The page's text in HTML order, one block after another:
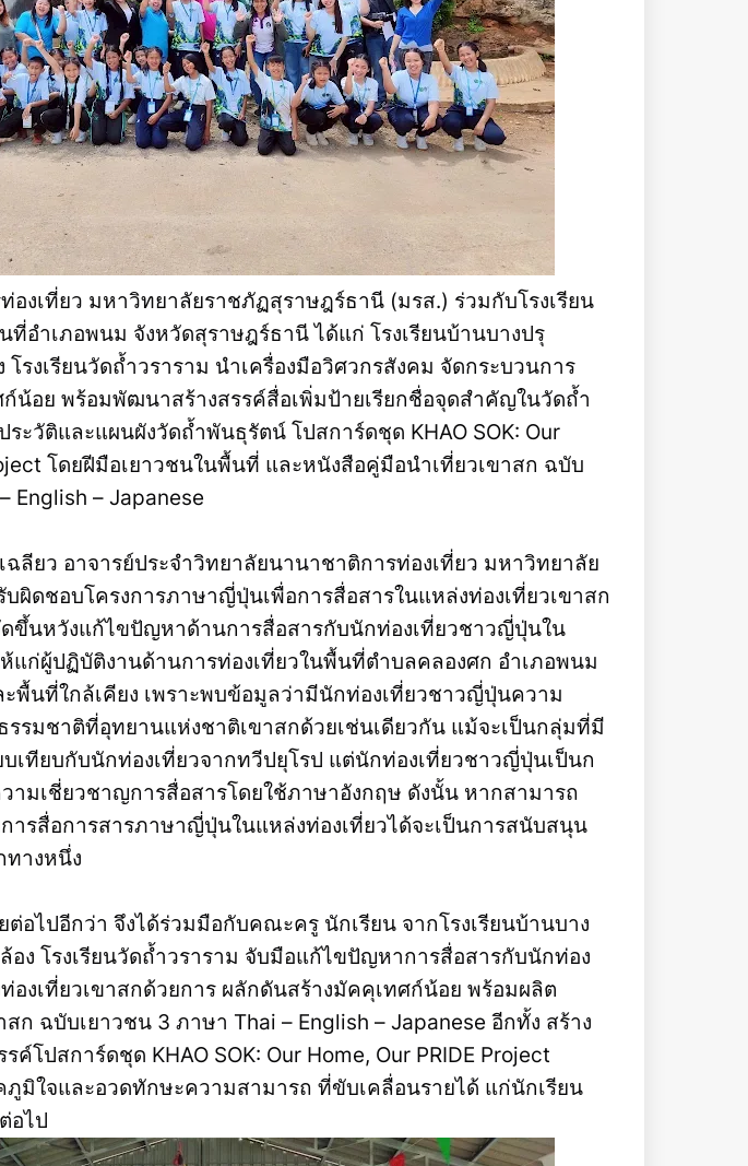
งเที่ยว มหาวิทยาลัยราชภัฏสุราษฎร์ธานี (มรส.) ร่วมกับโรงเรียน
อำเภอพนม จังหวัดสุราษฎร์ธานี ได้แก่ โรงเรียนบ้านบางปรุ
รงเรียนวัดถ้ำวราราม นำเครื่องมือวิศวกรสังคม จัดกระบวนการ
ก์น้อย พร้อมพัฒนาสร้างสรรค์สื่อเพิ่มป้ายเรียกชื่อจุดสำคัญในวัดถ้ำ
ะวัติและแผนผังวัดถ้ำพันธุรัตน์ โปสการ์ดชุด KHAO SOK: Our
โดยฝีมือเยาวชนในพื้นที่ และหนังสือคู่มือนำเที่ยวเขาสก ฉบับ
English – Japanese
ลียว อาจารย์ประจำวิทยาลัยนานาชาติการท่องเที่ยว มหาวิทยาลัย
ผิดชอบโครงการภาษาญี่ปุ่นเพื่อการสื่อสารในแหล่งท่องเที่ยวเขาสก
ดขึ้นหวังแก้ไขปัญหาด้านการสื่อสารกับนักท่องเที่ยวชาวญี่ปุ่นใน
แก่ผู้ปฏิบัติงานด้านการท่องเที่ยวในพื้นที่ตำบลคลองศก อำเภอพนม
พื้นที่ใกล้เคียง เพราะพบข้อมูลว่ามีนักท่องเที่ยวชาวญี่ปุ่นความ
รรมชาติที่อุทยานแห่งชาติเขาสกด้วยเช่นเดียวกัน แม้จะเป็นกลุ่มที่มี
เทียบกับนักท่องเที่ยวจากทวีปยุโรป แต่นักท่องเที่ยวชาวญี่ปุ่นเป็นก
ามเชี่ยวชาญการสื่อสารโดยใช้ภาษาอังกฤษ ดังนั้น หากสามารถ
ารสื่อการสารภาษาญี่ปุ่นในแหล่งท่องเที่ยวได้จะเป็นการสนับสนุน
ทางหนึ่ง
ต่อไปอีกว่า จึงได้ร่วมมือกับคณะครู นักเรียน จากโรงเรียนบ้านบาง
อง โรงเรียนวัดถ้ำวราราม จับมือแก้ไขปัญหาการสื่อสารกับนักท่อง
องเที่ยวเขาสกด้วยการ ผลักดันสร้างมัคคุเทศก์น้อย พร้อมผลิต
ก ฉบับเยาวชน 3 ภาษา Thai – English – Japanese อีกทั้ง สร้าง
ค์โปสการ์ดชุด KHAO SOK: Our Home, Our PRIDE Project
ภูมิใจและอวดทักษะความสามารถ ที่ขับเคลื่อนรายได้ แก่นักเรียน
อไป